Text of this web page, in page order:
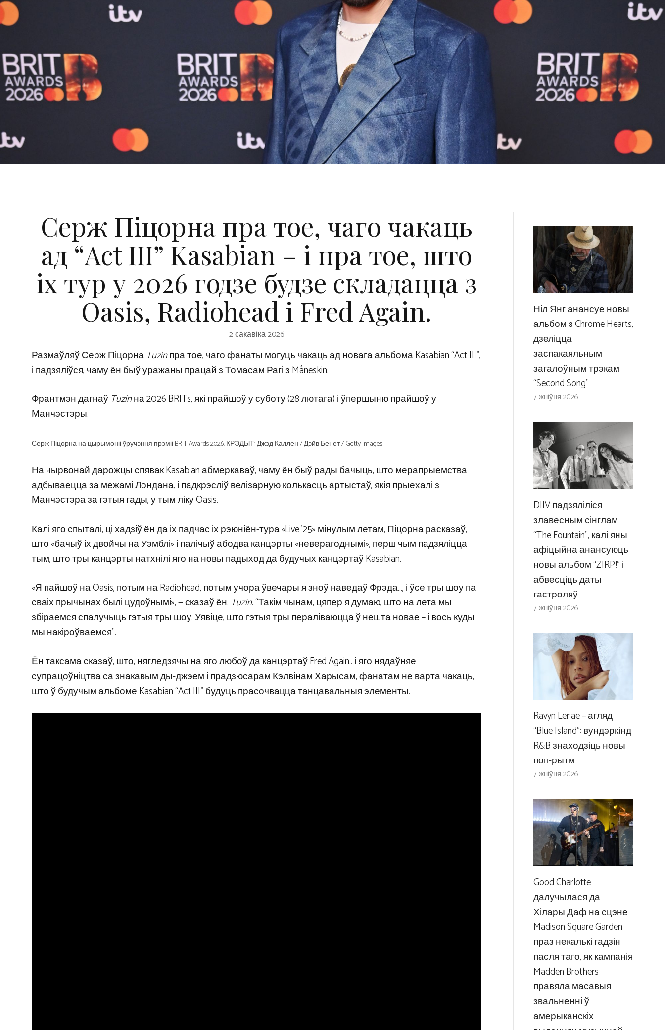
Серж Піцорна пра тое, чаго чакаць
ад “Act III” Kasabian – і пра тое, што
іх тур у 2026 годзе будзе складацца з
Oasis, Radiohead і Fred Again.
2 сакавіка 2026
Размаўляў Серж Піцорна Tuzinпра тое, чаго фанаты могуць чакаць ад новага альбома Kasabian “Act III”,
і падзяліўся, чаму ён быў уражаны працай з Томасам Рагі з Måneskin.
Франтмэн дагнаў Tuzinна 2026 BRITs, які прайшоў у суботу (28 лютага) і ўпершыню прайшоў у
Манчэстэры.
Серж Піцорна на цырымоніі ўручэння прэміі BRIT Awards 2026. КРЭДЫТ: Джэд Каллен / Дэйв Бенет / Getty Images
На чырвонай дарожцы спявак Kasabian абмеркаваў, чаму ён быў рады бачыць, што мерапрыемства
адбываецца за межамі Лондана, і падкрэсліў велізарную колькасць артыстаў, якія прыехалі з
Манчэстэра за гэтыя гады, у тым ліку Oasis.
Калі яго спыталі, ці хадзіў ён да іх падчас іх рэюніён-тура «Live ’25» мінулым летам, Піцорна расказаў,
што «бачыў іх двойчы на ​​Уэмблі» і палічыў абодва канцэрты «неверагоднымі», перш чым падзяліцца
тым, што тры канцэрты натхнілі яго на новы падыход да будучых канцэртаў Kasabian.
«Я пайшоў на Oasis, потым на Radiohead, потым учора ўвечары я зноў наведаў Фрэда…, і ўсе тры шоу па
сваіх прычынах былі цудоўнымі», — сказаў ён. Tuzin. “Такім чынам, цяпер я думаю, што на лета мы
збіраемся спалучыць гэтыя тры шоу. Уявіце, што гэтыя тры пераліваюцца ў нешта новае – і вось куды
мы накіроўваемся”.
Ён таксама сказаў, што, нягледзячы на ​​яго любоў да канцэртаў Fred Again.. і яго нядаўняе
супрацоўніцтва са знакавым ды-джэем і прадзюсарам Кэлвінам Харысам, фанатам не варта чакаць,
што ў будучым альбоме Kasabian “Act III” будуць прасочвацца танцавальныя элементы.
Ніл Янг анансуе новы
альбом з Chrome Hearts,
дзеліцца
заспакаяльным
загалоўным трэкам
“Second Song”
7 жніўня 2026
DIIV падзяліліся
злавесным сінглам
“The Fountain”, калі яны
афіцыйна анансуюць
новы альбом “ZIRP!” і
абвесціць даты
гастроляў
7 жніўня 2026
Ravyn Lenae – агляд
“Blue Island”: вундэркінд
R&B знаходзіць новы
поп-рытм
7 жніўня 2026
Good Charlotte
далучылася да
Хілары Даф на сцэне
Madison Square Garden
праз некалькі гадзін
пасля таго, як кампанія
Madden Brothers
правяла масавыя
звальненні ў
амерыканскіх